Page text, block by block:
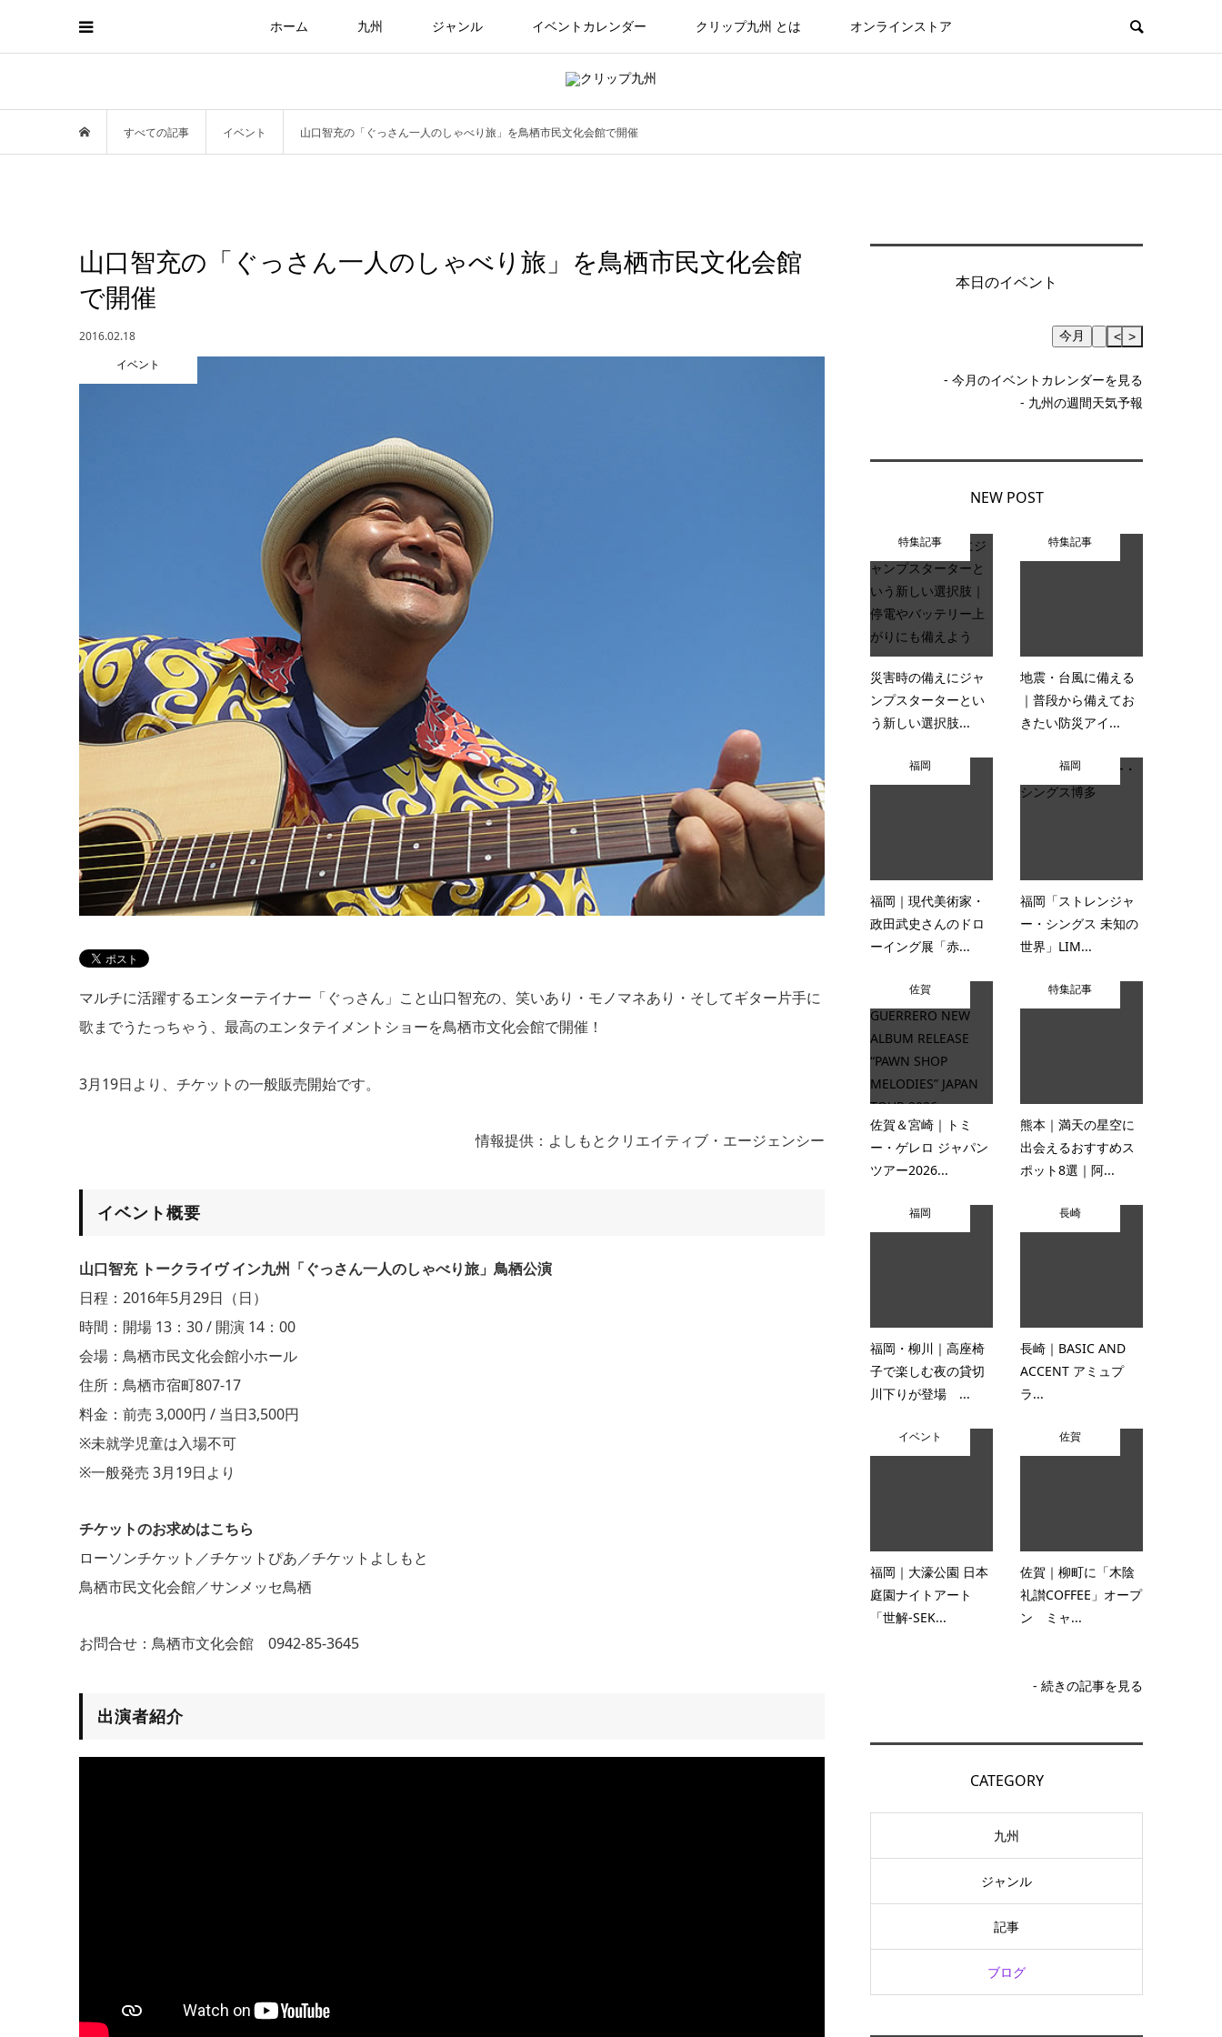
ホーム 九州 ジャンル イベントカレンダー クリップ九州 とは オンラインストア
すべての記事 イベント 山口智充の「ぐっさん一人のしゃべり旅」を鳥栖市民文化会館で開催
山口智充の「ぐっさん一人のしゃべり旅」を鳥栖市民文化会館
で開催
2016.02.18
イベント
マルチに活躍するエンターテイナー「ぐっさん」こと山口智充の、笑いあり・モノマネあり・そしてギター片手に
歌までうたっちゃう、最高のエンタテイメントショーを鳥栖市文化会館で開催！
3月19日より、チケットの一般販売開始です。
情報提供：よしもとクリエイティブ・エージェンシー
イベント概要
山口智充 トークライヴ イン九州「ぐっさん一人のしゃべり旅」鳥栖公演
日程：2016年5月29日（日）
時間：開場 13：30 / 開演 14：00
会場：鳥栖市民文化会館小ホール
住所：鳥栖市宿町807-17
料金：前売 3,000円 / 当日3,500円
※未就学児童は入場不可
※一般発売 3月19日より
チケットのお求めはこちら
ローソンチケット／チケットぴあ／チケットよしもと
鳥栖市民文化会館／サンメッセ鳥栖
お問合せ：鳥栖市文化会館 0942-85-3645
出演者紹介
本日のイベント
今月 < >
- 今月のイベントカレンダーを見る
- 九州の週間天気予報
NEW POST
特集記事
災害時の備えにジャ
ンプスターターとい
う新しい選択肢...
特集記事
地震・台風に備える
｜普段から備えてお
きたい防災アイ...
福岡
福岡｜現代美術家・
政田武史さんのドロ
ーイング展「赤...
福岡
福岡「ストレンジャ
ー・シングス 未知の
世界」LIM...
佐賀
佐賀＆宮崎｜トミ
ー・ゲレロ ジャパン
ツアー2026...
特集記事
熊本｜満天の星空に
出会えるおすすめス
ポット8選｜阿...
福岡
福岡・柳川｜高座椅
子で楽しむ夜の貸切
川下りが登場 ...
長崎
長崎｜BASIC AND
ACCENT アミュプ
ラ...
イベント
福岡｜大濠公園 日本
庭園ナイトアート
「世解-SEK...
佐賀
佐賀｜柳町に「木陰
礼讃COFFEE」オープ
ン ミャ...
- 続きの記事を見る
CATEGORY
九州
ジャンル
記事
ブログ